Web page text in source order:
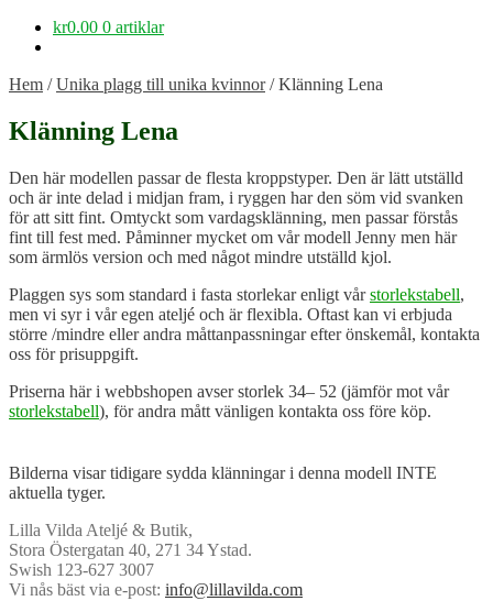
kr0.00 0 artiklar
Hem /Unika plagg till unika kvinnor/Klänning Lena
Klänning Lena
Den här modellen passar de flesta kroppstyper. Den är lätt utställd
och är inte delad i midjan fram, i ryggen har den söm vid svanken
för att sitt fint. Omtyckt som vardagsklänning, men passar förstås
fint till fest med. Påminner mycket om vår modell Jenny men här
som ärmlös version och med något mindre utställd kjol.
Plaggen sys som standard i fasta storlekar enligt vårstorlekstabell,
men vi syr i vår egen ateljé och är flexibla. Oftast kan vi erbjuda
större /mindre eller andra måttanpassningar efter önskemål, kontakta
oss för prisuppgift.
Priserna här i webbshopen avser storlek 34– 52 (jämför mot vår
storlekstabell), för andra mått vänligen kontakta oss före köp.
Bilderna visar tidigare sydda klänningar i denna modell INTE
aktuella tyger.
Lilla Vilda Ateljé & Butik,
Stora Östergatan 40, 271 34 Ystad.
Swish 123-627 3007
Vi nås bäst via e-post: info@lillavilda.com